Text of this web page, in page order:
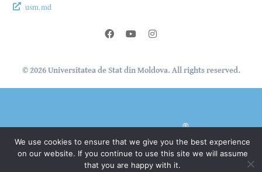
usm.md
© 2026 Universitatea de Stat din Moldova. All rights reserved.
®
We use cookies to ensure that we give you the best experience
on our website. If you continue to use this site we will assume
that you are happy with it.